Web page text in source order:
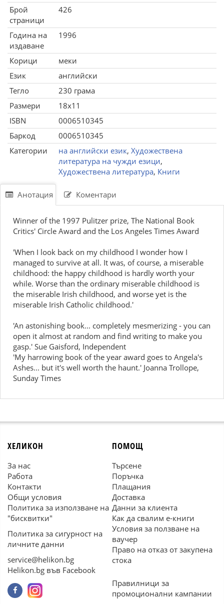
Брой
страници
426
Година на
издаване
1996
Корици
меки
Език
английски
Тегло
230 грама
Размери
18x11
ISBN
0006510345
Баркод
0006510345
Категории
на английски език, Художествена
литература на чужди езици,
Художествена литература, Книги
Анотация Коментари
Winner of the 1997 Pulitzer prize, The National Book
Critics' Circle Award and the Los Angeles Times Award
'When I look back on my childhood I wonder how I
managed to survive at all. It was, of course, a miserable
childhood: the happy childhood is hardly worth your
while. Worse than the ordinary miserable childhood is
the miserable Irish childhood, and worse yet is the
miserable Irish Catholic childhood.'
'An astonishing book... completely mesmerizing - you can
open it almost at random and find writing to make you
gasp.' Sue Gaisford, Independent
'My harrowing book of the year award goes to Angela's
Ashes... but it's well worth the haunt.' Joanna Trollope,
Sunday Times
ХЕЛИКОН
За нас
Работа
Контакти
Общи условия
Политика за използване на
"бисквитки"
Политика за сигурност на
личните данни
service@helikon.bg
Helikon.bg във Facebook
ПОМОЩ
Търсене
Поръчка
Плащания
Доставка
Данни за клиента
Как да свалим е-книги
Условия за ползване на
ваучер
Право на отказ от закупена
стока
Правилници за
промоционални кампании